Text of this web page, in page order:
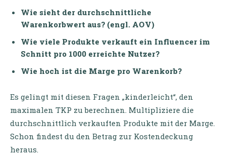
Wie sieht der durchschnittliche
Warenkorbwert aus? (engl. AOV)
Wie viele Produkte verkauft ein Influencer im
Schnitt pro 1000 erreichte Nutzer?
Wie hoch ist die Marge pro Warenkorb?
Es gelingt mit diesen Fragen „kinderleicht“, den
maximalen TKP zu berechnen. Multipliziere die
durchschnittlich verkauften Produkte mit der Marge.
Schon findest du den Betrag zur Kostendeckung
heraus.